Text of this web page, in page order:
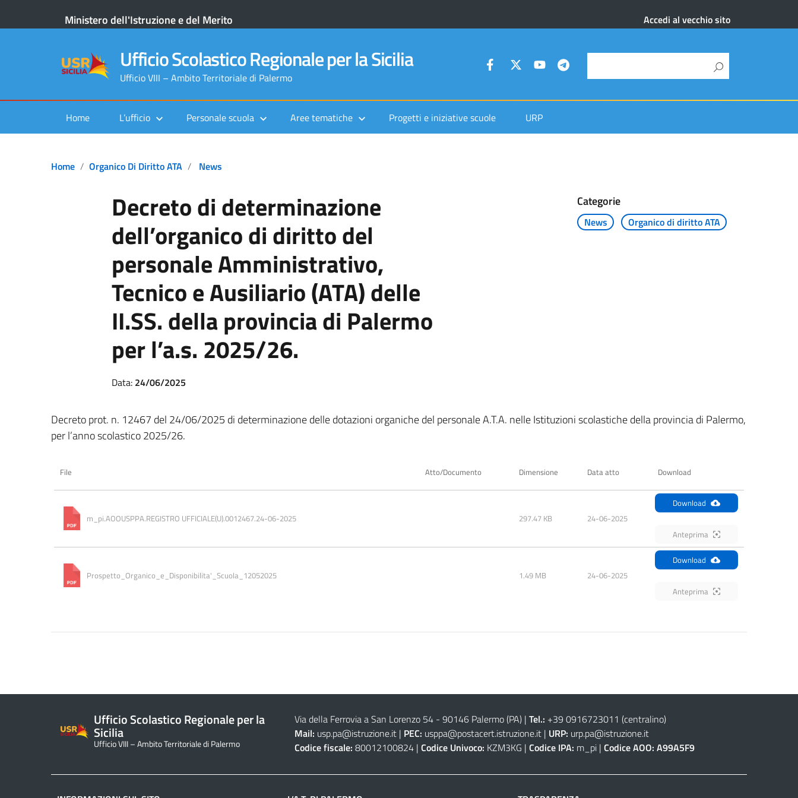
Ministero dell'Istruzione e del Merito Accedi al vecchio sito
Ufficio Scolastico Regionale per la Sicilia
Ufficio VIII – Ambito Territoriale di Palermo
Home L’ufficio Personale scuola Aree tematiche Progetti e iniziative scuole URP
Home Organico Di Diritto ATA News
Decreto di determinazione
dell’organico di diritto del
personale Amministrativo,
Tecnico e Ausiliario (ATA) delle
II.SS. della provincia di Palermo
per l’a.s. 2025/26.
Categorie
News Organico di diritto ATA
Data: 24/06/2025
Decreto prot. n. 12467 del 24/06/2025 di determinazione delle dotazioni organiche del personale A.T.A. nelle Istituzioni scolastiche della provincia di Palermo,
per l’anno scolastico 2025/26.
File Atto/Documento Dimensione Data atto Download
m_pi.AOOUSPPA.REGISTRO UFFICIALE(U).0012467.24-06-2025 297.47 KB 24-06-2025
Download
Anteprima
Prospetto_Organico_e_Disponibilita'_Scuola_12052025 1.49 MB 24-06-2025
Download
Anteprima
Ufficio Scolastico Regionale per la
Sicilia
Ufficio VIII – Ambito Territoriale di Palermo
Via della Ferrovia a San Lorenzo 54 - 90146 Palermo (PA)| Tel.: +39 0916723011 (centralino)
Mail: usp.pa@istruzione.it| PEC: usppa@postacert.istruzione.it| URP: urp.pa@istruzione.it
Codice fiscale: 80012100824 | Codice Univoco: KZM3KG | Codice IPA: m_pi | Codice AOO: A99A5F9